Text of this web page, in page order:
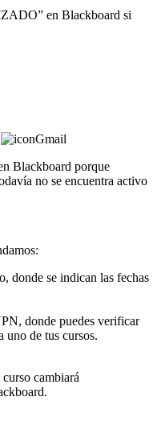
en Blackboard si
Blackboard porque
no se encuentra activo
donde se indican las fechas
donde puedes verificar
uno de tus cursos.
cambiará